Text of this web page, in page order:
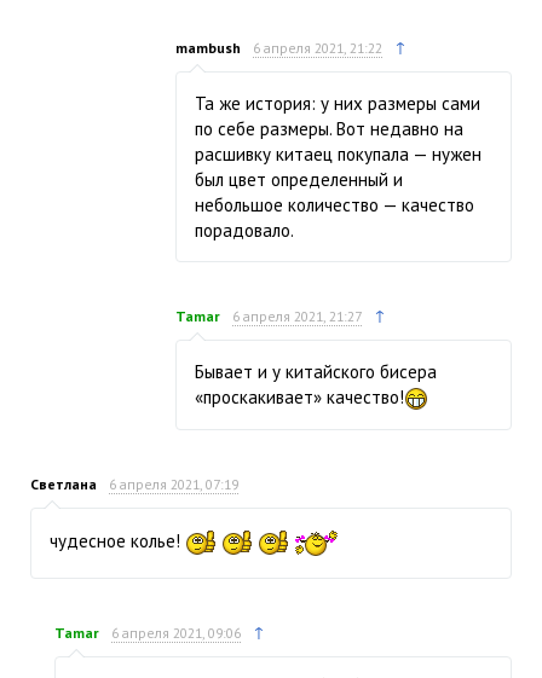
mambush 6 апреля 2021, 21:22 ↑
Та же история: у них размеры сами
по себе размеры. Вот недавно на
расшивку китаец покупала — нужен
был цвет определенный и
небольшое количество — качество
порадовало.
Tamar 6 апреля 2021, 21:27 ↑
Бывает и у китайского бисера
«проскакивает» качество!
Светлана 6 апреля 2021, 07:19
чудесное колье!
Tamar 6 апреля 2021, 09:06 ↑